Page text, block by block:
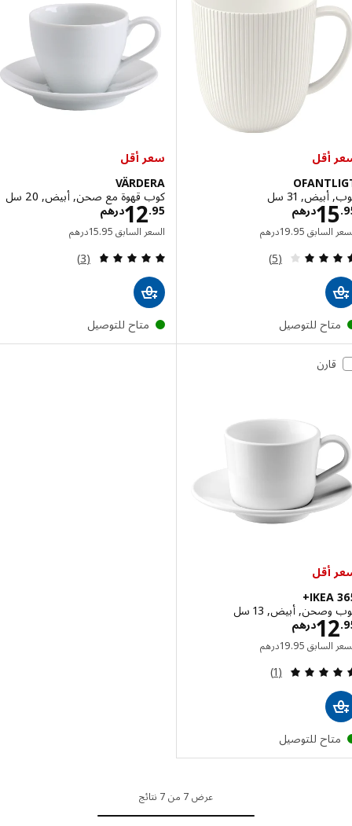
أقل
31 سل
درهمالاسعار درهم 15.95
السابق درهم19 .95 السعر السابق درهم 19.95
مراجعة: 4 من أصل 5 نجوم. إجمالي المراجعات:
(5)
للتوصيل
سعر أقل
VÄRDERA
كوب قهوة مع صحن, أبيض, 20 سل
درهم12 الاسعار درهم
السعر السابق درهم15 .95 السعر السابق درهم 15.95
مراجعة: 4.7 من أصل 5 نجوم. إجمالي المراجعات:
(3)
متاح للتوصيل
قارن
أقل
IKEA
أبيض, 13 سل
درهمالاسعار درهم 12.95
السابق درهم19 .95 السعر السابق درهم 19.95
مراجعة: 5 من أصل 5 نجوم. إجمالي المراجعات:
(1)
للتوصيل
عرض 7 من 7 نتائج